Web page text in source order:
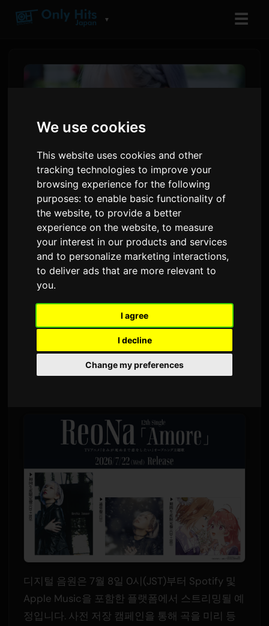
We use cookies
This website uses cookies and other
tracking technologies to improve your
browsing experience for the following
purposes:to enable basic functionality of
the website,to provide a better
experience on the website,to measure
your interest in our products and services
and to personalize marketing interactions,
to deliver ads that are more relevant to
you.
I agree
I decline
Change my preferences
▼ ☰
ReoNa, 애니메이션 '죽김' 오프
닝 'Amore' 뮤직비디오 프리미
어 공개
Sam에 의해
1,799 조회수
ReoNa의 새 싱글 'Amore' 뮤직비디오가 7월 8일
오후 9시(JST)에 YouTube를 통해 첫 공개됩니다.
이 곡은 TV 애니메이션 '네가 죽을 때까지 사랑하
디지털 음원은 7월 8일 0시(JST)부터 Spotify 및
Apple Music을 포함한 플랫폼에서 스트리밍될 예
정입니다. 사전 저장 캠페인을 통해 곡을 미리 등